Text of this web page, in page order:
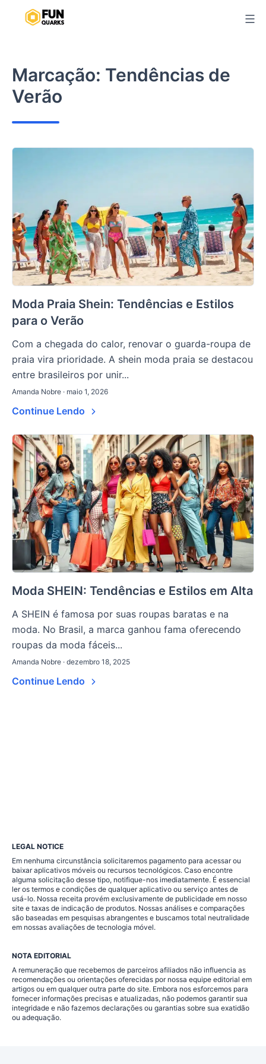
Marcação: Tendências de
Verão
Moda Praia Shein: Tendências e Estilos
para o Verão
Com a chegada do calor, renovar o guarda-roupa de
praia vira prioridade. A shein moda praia se destacou
entre brasileiros por unir...
Amanda Nobre · maio 1, 2026
Continue Lendo
Moda SHEIN: Tendências e Estilos em Alta
A SHEIN é famosa por suas roupas baratas e na
moda. No Brasil, a marca ganhou fama oferecendo
roupas da moda fáceis...
Amanda Nobre · dezembro 18, 2025
Continue Lendo
LEGAL NOTICE
Em nenhuma circunstância solicitaremos pagamento para acessar ou
baixar aplicativos móveis ou recursos tecnológicos. Caso encontre
alguma solicitação desse tipo, notifique-nos imediatamente. É essencial
ler os termos e condições de qualquer aplicativo ou serviço antes de
usá-lo. Nossa receita provém exclusivamente de publicidade em nosso
site e taxas de indicação de produtos. Nossas análises e comparações
são baseadas em pesquisas abrangentes e buscamos total neutralidade
em nossas avaliações de tecnologia móvel.
NOTA EDITORIAL
A remuneração que recebemos de parceiros afiliados não influencia as
recomendações ou orientações oferecidas por nossa equipe editorial em
artigos ou em qualquer outra parte do site. Embora nos esforcemos para
fornecer informações precisas e atualizadas, não podemos garantir sua
integridade e não fazemos declarações ou garantias sobre sua exatidão
ou adequação.